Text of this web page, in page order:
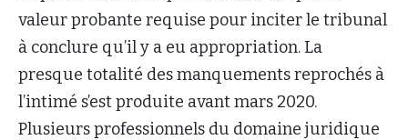
valeur probante requise pour inciter le tribunal
à conclure qu’il y a eu appropriation. La
presque totalité des manquements reprochés à
l’intimé s’est produite avant mars 2020.
Plusieurs professionnels du domaine juridique